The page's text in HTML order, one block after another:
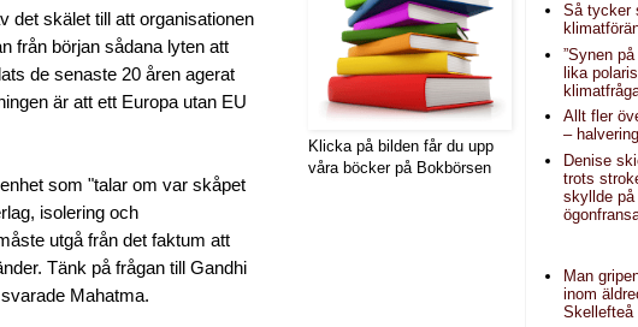
det skälet till att organisationen
från början sådana lyten att
de senaste 20 åren agerat
är att ett Europa utan EU
som "talar om var skåpet
isolering och
utgå från det faktum att
Tänk på frågan till Gandhi
Mahatma.
Klicka på bilden får du upp
våra böcker på Bokbörsen
Så tycker
”Synen
lika
Allt fler
–
Denise
trots
skyllde på
Man
inom
Skellefteå